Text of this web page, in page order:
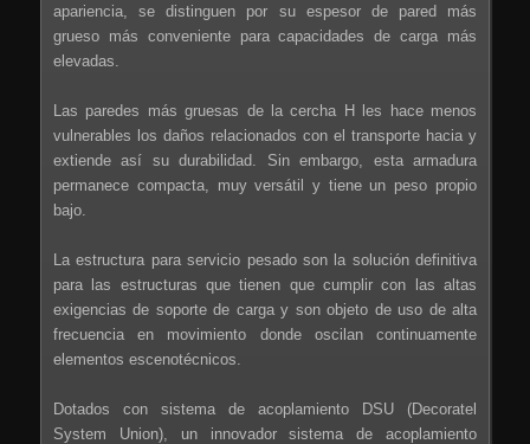
apariencia, se distinguen por su espesor de pared más
grueso más conveniente para capacidades de carga más
elevadas.
Las paredes más gruesas de la cercha H les hace menos
vulnerables los daños relacionados con el transporte hacia y
extiende así su durabilidad. Sin embargo, esta armadura
permanece compacta, muy versátil y tiene un peso propio
bajo.
La estructura para servicio pesado son la solución definitiva
para las estructuras que tienen que cumplir con las altas
exigencias de soporte de carga y son objeto de uso de alta
frecuencia en movimiento donde oscilan continuamente
elementos escenotécnicos.
Dotados con sistema de acoplamiento DSU (Decoratel
System Union), un innovador sistema de acoplamiento